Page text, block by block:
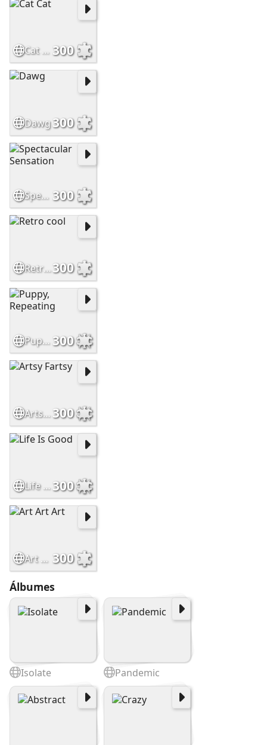
Cat Cat 300
Dawg300
Spectacular Sensation 300
Retro cool300
Puppy, Repeating 300
Artsy Fartsy300
Life Is Good300
Art Art Art 300
Álbumes
Isolate Pandemic